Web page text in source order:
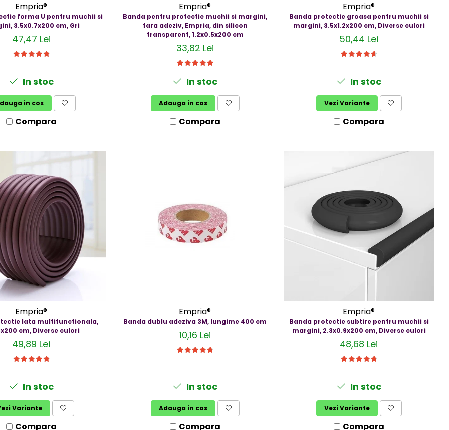
Empria®
forma U pentru muchii si
3.5x0.7x200 cm, Gri
47,47 Lei
In stoc
in cos
Compara
Empria®
Banda pentru protectie muchii si margini,
fara adeziv, Empria, din silicon
transparent, 1.2x0.5x200 cm
33,82 Lei
In stoc
Adauga in cos
Compara
Empria®
Banda protectie groasa pentru muchii si
margini, 3.5x1.2x200 cm, Diverse culori
50,44 Lei
In stoc
Vezi Variante
Compara
Empria®
lata multifunctionala,
cm, Diverse culori
49,89 Lei
In stoc
Variante
Compara
Empria®
Banda dublu adeziva 3M, lungime 400 cm
10,16 Lei
In stoc
Adauga in cos
Compara
Empria®
Banda protectie subtire pentru muchii si
margini, 2.3x0.9x200 cm, Diverse culori
48,68 Lei
In stoc
Vezi Variante
Compara